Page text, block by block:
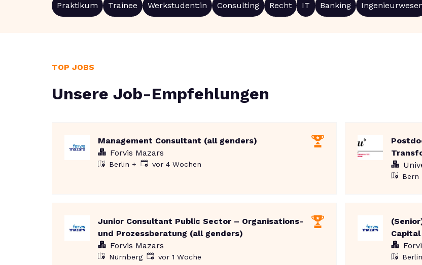
Praktikum Trainee Werkstudent:in Consulting Recht IT Banking
TOP JOBS
Unsere Job-Empfehlungen
Management Consultant (all genders)
Forvis Mazars
Berlin + Veröffentlicht:
vor 4 Wochen
Bern
Junior Consultant Public Sector – Organisations-
und Prozessberatung (all genders)
Forvis Mazars
Nürnberg Veröffentlicht:
vor 1 Woche Berlin